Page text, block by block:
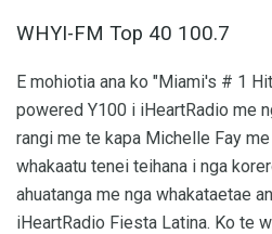
WHYI-FM Top 40 100.7
E mohiotia ana ko "Miami's # 1
powered Y100 i iHeartRadio me
rangi me te kapa Michelle Fay
whakaatu tenei teihana i nga
ahuatanga me nga whakataetae
iHeartRadio Fiesta Latina. Ko te